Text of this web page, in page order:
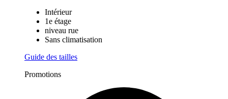
Intérieur
1e étage
niveau rue
Sans climatisation
Guide des tailles
Promotions